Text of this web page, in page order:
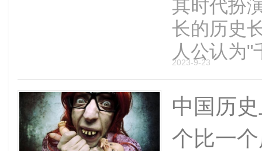
其时代扮
长的历史
人公认为"
2023-9-23
中国历
个比一